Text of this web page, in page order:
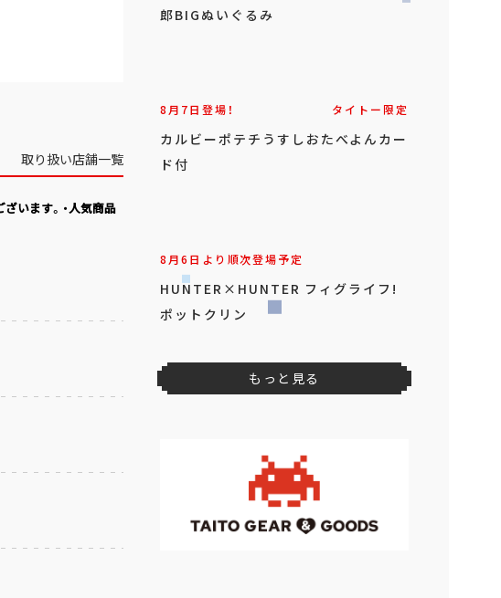
取り扱い店舗一覧
います。・人気商品
郎BIGぬいぐるみ
8月7日登場！ タイトー限定
カルビーポテチうすしおたべよんカー
ド付
8月6日より順次登場予定
HUNTER×HUNTER フィグライフ!
ポットクリン
もっと見る